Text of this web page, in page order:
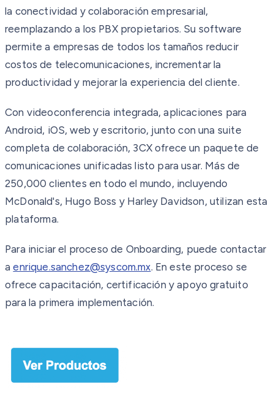
la conectividad y colaboración empresarial,
reemplazando a los PBX propietarios. Su software
permite a empresas de todos los tamaños reducir
costos de telecomunicaciones, incrementar la
productividad y mejorar la experiencia del cliente.
Con videoconferencia integrada, aplicaciones para
Android, iOS, web y escritorio, junto con una suite
completa de colaboración, 3CX ofrece un paquete de
comunicaciones unificadas listo para usar. Más de
250,000 clientes en todo el mundo, incluyendo
McDonald's, Hugo Boss y Harley Davidson, utilizan esta
plataforma.
Para iniciar el proceso de Onboarding, puede contactar
aenrique.sanchez@syscom.mx. En este proceso se
ofrece capacitación, certificación y apoyo gratuito
para la primera implementación.